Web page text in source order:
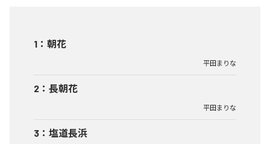
1 ： 朝花
平田まりな
2 ： 長朝花
平田まりな
3 ： 塩道長浜